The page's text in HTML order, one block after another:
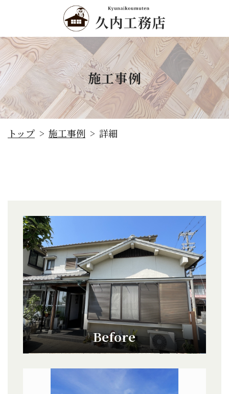
施工事例
トップ > 施工事例 > 詳細
Before